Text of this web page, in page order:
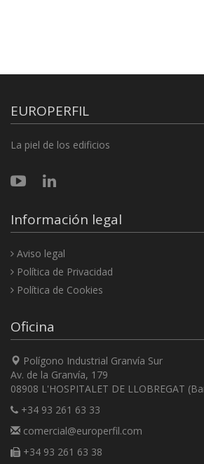
EUROPERFIL
La piel de los edificios
Información legal
Aviso legal
Política de Privacidad
Política de Cookies
Oficina
Polígono Industrial Granvía Sur
Av. de la Granvía, 179
08908 L'HOSPITALET DE LLOBREGAT
+34 93 261 63 33
comercial@europerfil.com
+34 93 261 63 38